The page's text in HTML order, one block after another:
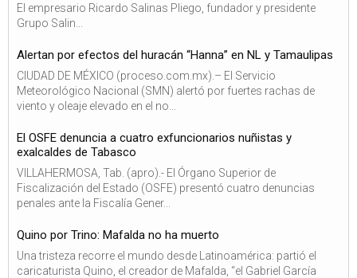
El empresario Ricardo Salinas Pliego, fundador y presidente
Grupo Salin...
Alertan por efectos del huracán “Hanna” en NL y Tamaulipas
CIUDAD DE MÉXICO (proceso.com.mx).– El Servicio
Meteorológico Nacional (SMN) alertó por fuertes rachas de
viento y oleaje elevado en el no...
El OSFE denuncia a cuatro exfuncionarios nuñistas y
exalcaldes de Tabasco
VILLAHERMOSA, Tab. (apro).- El Órgano Superior de
Fiscalización del Estado (OSFE) presentó cuatro denuncias
penales ante la Fiscalía Gener...
Quino por Trino: Mafalda no ha muerto
Una tristeza recorre el mundo desde Latinoamérica: partió el
caricaturista Quino, el creador de Mafalda, “el Gabriel García